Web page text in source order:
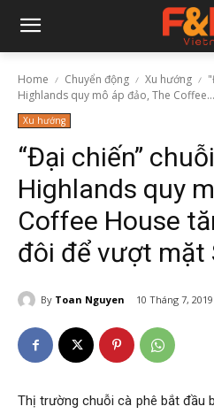
Home Chuyển động Xu hướng
Highlands quy mô áp đảo, The Coffee...
Xu hướng
“Đại chiến”
Highlands quy
Coffee House
đôi để vượt mặt
By Toan Nguyen 10 Tháng 7, 2019
Thị trường chuỗi cà phê bắt đầu